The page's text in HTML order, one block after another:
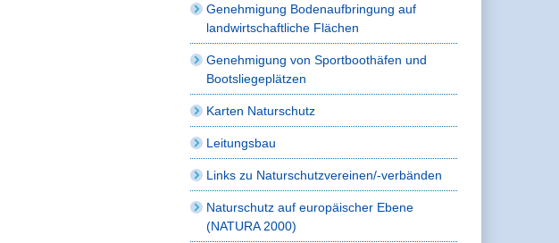
Genehmigung Bodenaufbringung auf
landwirtschaftliche Flächen
Genehmigung von Sportboothäfen und
Bootsliegeplätzen
Karten Naturschutz
Leitungsbau
Links zu Naturschutzvereinen/-verbänden
Naturschutz auf europäischer Ebene
(NATURA 2000)